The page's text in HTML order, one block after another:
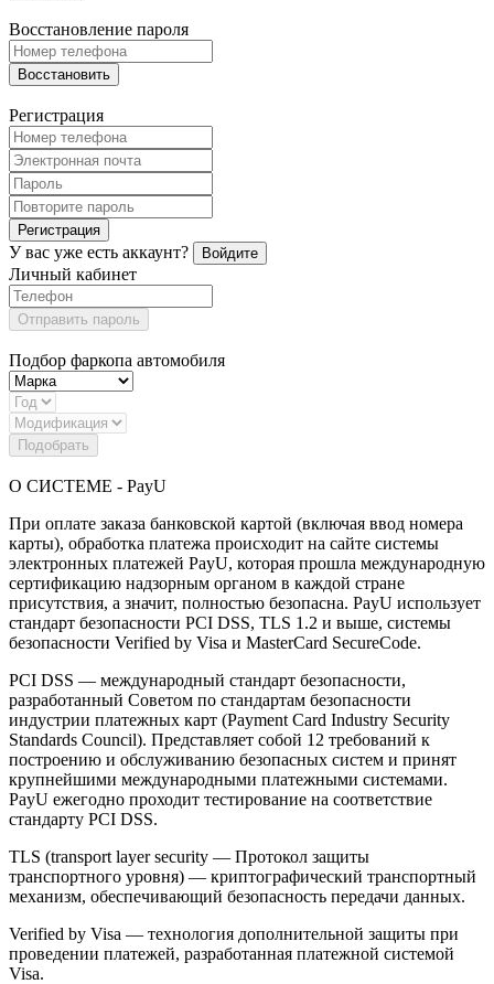
Восстановление пароля
Восстановить
Регистрация
Регистрация
У вас уже есть аккаунт? Войдите
Личный кабинет
Отправить пароль
Подбор фаркопа автомобиля
Подобрать
О СИСТЕМЕ - PayU
При оплате заказа банковской картой (включая ввод номера
карты), обработка платежа происходит на сайте системы
электронных платежей PayU, которая прошла международную
сертификацию надзорным органом в каждой стране
присутствия, а значит, полностью безопасна. PayU использует
стандарт безопасности PCI DSS, TLS 1.2 и выше, системы
безопасности Verified by Visa и MasterCard SecureCode.
PCI DSS — международный стандарт безопасности,
разработанный Советом по стандартам безопасности
индустрии платежных карт (Payment Card Industry Security
Standards Council). Представляет собой 12 требований к
построению и обслуживанию безопасных систем и принят
крупнейшими международными платежными системами.
PayU ежегодно проходит тестирование на соответствие
стандарту PCI DSS.
TLS (transport layer security — Протокол защиты
транспортного уровня) — криптографический транспортный
механизм, обеспечивающий безопасность передачи данных.
Verified by Visa — технология дополнительной защиты при
проведении платежей, разработанная платежной системой
Visa.